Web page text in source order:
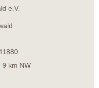
e.V.
9 km NW